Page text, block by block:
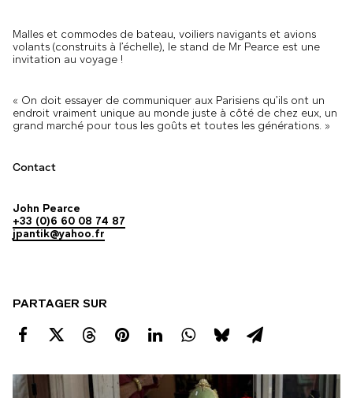
Malles et commodes de bateau, voiliers navigants et avions
volants (construits à l’échelle), le stand de Mr Pearce est une
invitation au voyage !
« On doit essayer de communiquer aux Parisiens qu’ils ont un
endroit vraiment unique au monde juste à côté de chez eux, un
grand marché pour tous les goûts et toutes les générations. »
Contact
John Pearce
+33 (0)6 60 08 74 87
jpantik@yahoo.fr
PARTAGER SUR